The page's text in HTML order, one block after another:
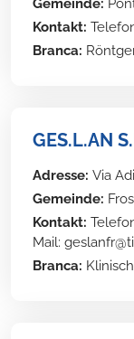
Gemeinde:
Kontakt:
Branca:
GES.L.AN
Adresse: Via
Gemeinde:
Kontakt:
Mail:
Branca: